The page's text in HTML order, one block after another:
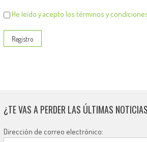
He leído y acepto los términos y
¿TE VAS A PERDER LAS ÚLTIMAS
Dirección de correo electrónico: